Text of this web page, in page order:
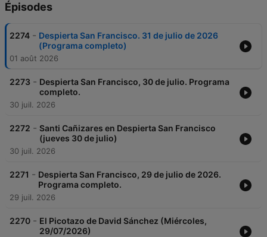
Épisodes
2274 - Despierta San Francisco. 31 de julio de 2026
(Programa completo)
01 août 2026
2273 - Despierta San Francisco, 30 de julio. Programa
completo.
30 juil. 2026
2272 - Santi Cañizares en Despierta San Francisco
(jueves 30 de julio)
30 juil. 2026
2271 - Despierta San Francisco, 29 de julio de 2026.
Programa completo.
29 juil. 2026
2270 - El Picotazo de David Sánchez (Miércoles,
29/07/2026)